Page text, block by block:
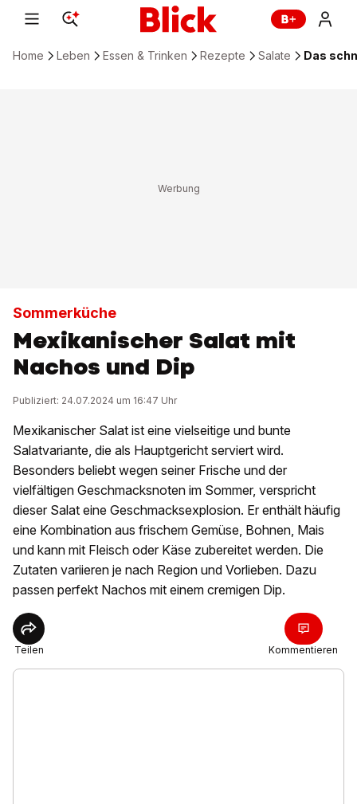
Home Leben Essen & Trinken Rezepte Salate Das
Sommerküche
Mexikanischer Salat mit
Nachos und Dip
Publiziert: 24.07.2024 um 16:47 Uhr
Mexikanischer Salat ist eine vielseitige und bunte
Salatvariante, die als Hauptgericht serviert wird.
Besonders beliebt wegen seiner Frische und der
vielfältigen Geschmacksnoten im Sommer, verspricht
dieser Salat eine Geschmacksexplosion. Er enthält häufig
eine Kombination aus frischem Gemüse, Bohnen, Mais
und kann mit Fleisch oder Käse zubereitet werden. Die
Zutaten variieren je nach Region und Vorlieben. Dazu
passen perfekt Nachos mit einem cremigen Dip.
Teilen Kommentieren